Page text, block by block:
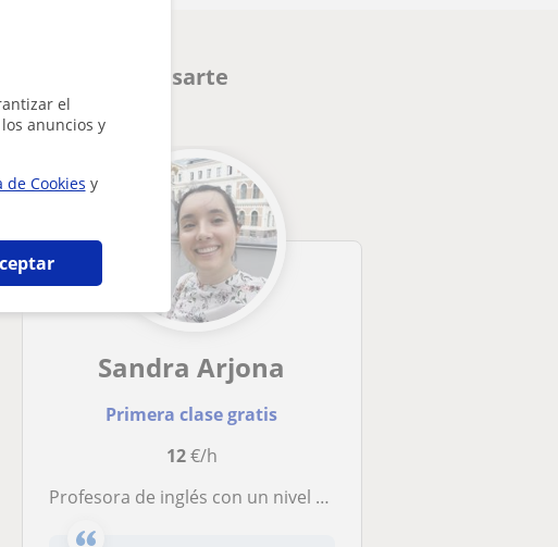
el
anuncios y
de Cookies y
pueden interesarte
Sandra Arjona
Primera clase gratis
12€/h
Profesora de inglés con un nivel avanzado (C2). Puedo dar clases de inglés de refuerzo o preparación de exámenes hasta First